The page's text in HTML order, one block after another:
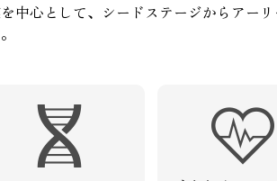
中心として、シードステージからアー